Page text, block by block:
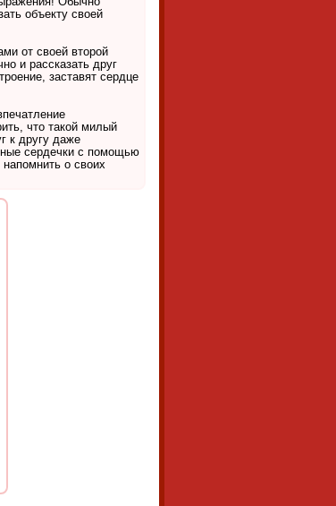
объекту своей
от своей второй
и рассказать друг
заставят сердце
что такой милый
к другу даже
сердечки с помощью
о своих